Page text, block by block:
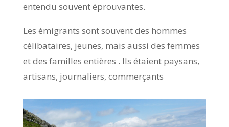
entendu souvent éprouvantes.
Les émigrants sont souvent des hommes
célibataires, jeunes, mais aussi des femmes
et des familles entières . Ils étaient paysans,
artisans, journaliers, commerçants